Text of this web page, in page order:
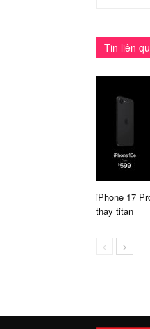
Tin liên
iPhone 17
thay titan